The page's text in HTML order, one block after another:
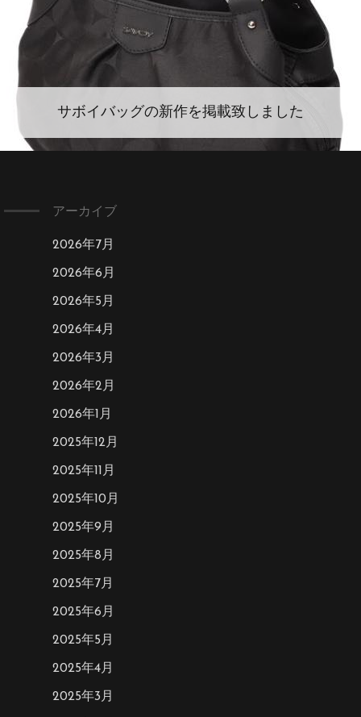
サボイバッグの新作を掲載致しました
アーカイブ
2026年7月
2026年6月
2026年5月
2026年4月
2026年3月
2026年2月
2026年1月
2025年12月
2025年11月
2025年10月
2025年9月
2025年8月
2025年7月
2025年6月
2025年5月
2025年4月
2025年3月